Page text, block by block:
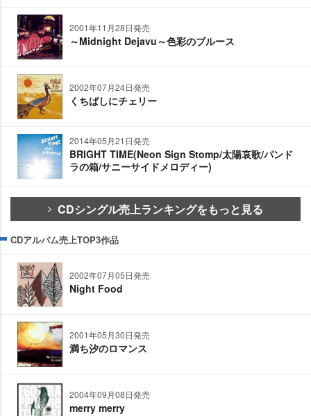
2001年11月28日発売
～Midnight Dejavu～色彩のブルース
2002年07月24日発売
くちばしにチェリー
2014年05月21日発売
BRIGHT TIME(Neon Sign Stomp/太陽哀歌/パンド
ラの箱/サニーサイドメロディー)
CDシングル売上ランキングをもっと見る
CDアルバム売上TOP3作品
2002年07月05日発売
Night Food
2001年05月30日発売
満ち汐のロマンス
2004年09月08日発売
merry merry